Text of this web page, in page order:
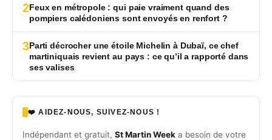
2Feux en métropole : qui paie vraiment quand des
pompiers calédoniens sont envoyés en renfort ?
3Parti décrocher une étoile Michelin à Dubaï, ce chef
martiniquais revient au pays : ce qu’il a rapporté dans
ses valises
❤️ AIDEZ-NOUS, SUIVEZ-NOUS !
Indépendant et gratuit, St Martin Week a besoin de votre